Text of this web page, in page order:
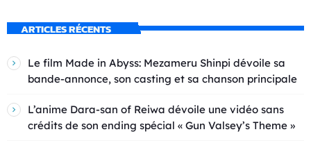
ARTICLES RÉCENTS
Le film Made in Abyss: Mezameru Shinpi dévoile sa
bande-annonce, son casting et sa chanson principale
L’anime Dara-san of Reiwa dévoile une vidéo sans
crédits de son ending spécial « Gun Valsey’s Theme »